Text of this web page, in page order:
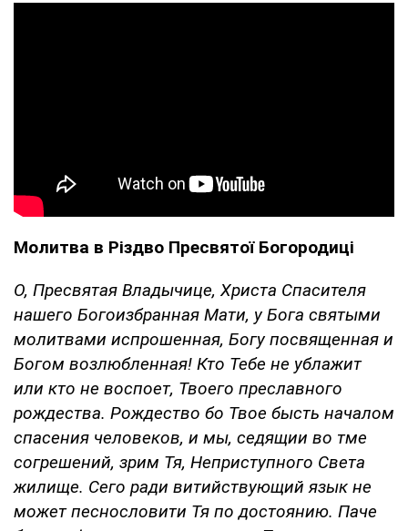
Молитва в Різдво Пресвятої Богородиці
О, Пресвятая Владычице, Христа Спасителя
нашего Богоизбранная Мати, у Бога святыми
молитвами испрошенная, Богу посвященная и
Богом возлюбленная! Кто Тебе не ублажит
или кто не воспоет, Твоего преславного
рождества. Рождество бо Твое бысть началом
спасения человеков, и мы, седящии во тме
согрешений, зрим Тя, Неприступного Света
жилище. Сего ради витийствующий язык не
может песнословити Тя по достоянию. Паче